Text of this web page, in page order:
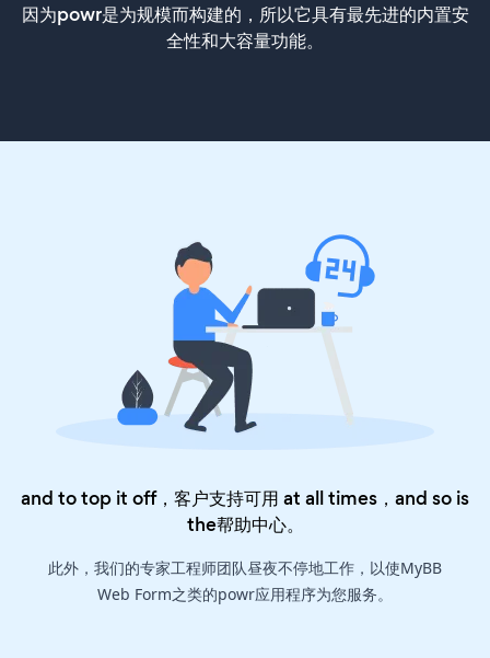
因为powr是为规模而构建的，所以它具有最先进的内置安
全性和大容量功能。
and to top it off，客户支持可用 at all times，and so is
the帮助中心。
此外，我们的专家工程师团队昼夜不停地工作，以使MyBB
Web Form之类的powr应用程序为您服务。